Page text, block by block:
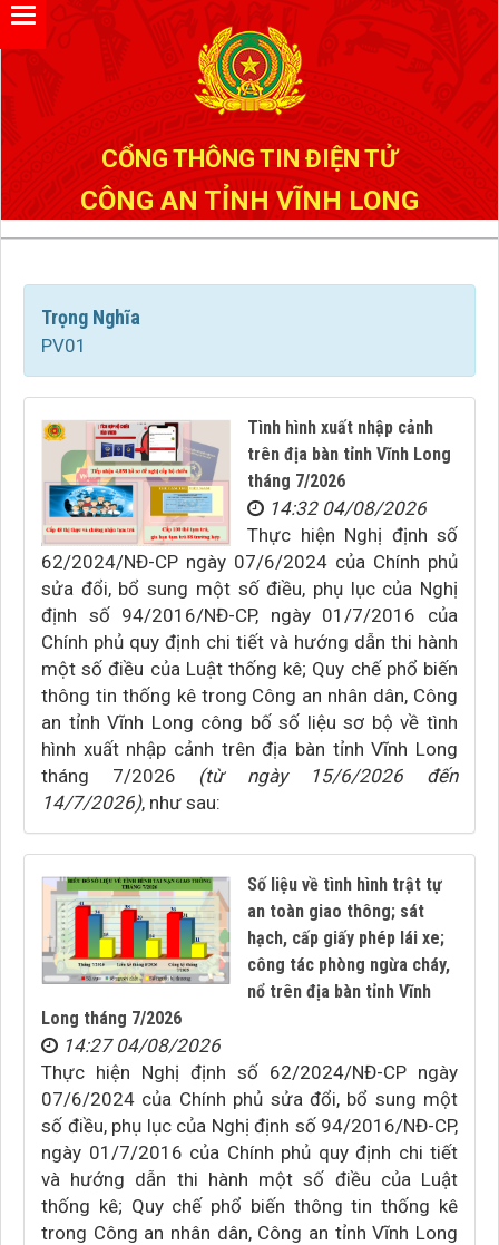
CỔNG THÔNG TIN ĐIỆN TỬ
CÔNG AN TỈNH VĨNH LONG
Trọng Nghĩa
PV01
Tình hình xuất nhập cảnh
trên địa bàn tỉnh Vĩnh Long
tháng 7/2026
14:32 04/08/2026
Thực hiện Nghị định số
62/2024/NĐ-CP ngày 07/6/2024 của Chính phủ
sửa đổi, bổ sung một số điều, phụ lục của Nghị
định số 94/2016/NĐ-CP, ngày 01/7/2016 của
Chính phủ quy định chi tiết và hướng dẫn thi hành
một số điều của Luật thống kê; Quy chế phổ biến
thông tin thống kê trong Công an nhân dân, Công
an tỉnh Vĩnh Long công bố số liệu sơ bộ về tình
hình xuất nhập cảnh trên địa bàn tỉnh Vĩnh Long
tháng 7/2026 (từ ngày 15/6/2026 đến
14/7/2026), như sau:
Số liệu về tình hình trật tự
an toàn giao thông; sát
hạch, cấp giấy phép lái xe;
công tác phòng ngừa cháy,
nổ trên địa bàn tỉnh Vĩnh
Long tháng 7/2026
14:27 04/08/2026
Thực hiện Nghị định số 62/2024/NĐ-CP ngày
07/6/2024 của Chính phủ sửa đổi, bổ sung một
số điều, phụ lục của Nghị định số 94/2016/NĐ-CP,
ngày 01/7/2016 của Chính phủ quy định chi tiết
và hướng dẫn thi hành một số điều của Luật
thống kê; Quy chế phổ biến thông tin thống kê
trong Công an nhân dân, Công an tỉnh Vĩnh Long